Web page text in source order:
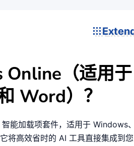
Online（适用于
Word）？
能加载项套件，适用于 Windows
将高效省时的 AI 工具直接集成到